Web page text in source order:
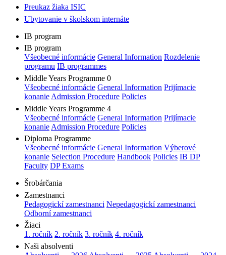
Preukaz žiaka ISIC
Ubytovanie v školskom internáte
IB program
IB program
Všeobecné informácie General Information Rozdelenie
programu IB programmes
Middle Years Programme 0
Všeobecné informácie General Information Prijímacie
konanie Admission Procedure Policies
Middle Years Programme 4
Všeobecné informácie General Information Prijímacie
konanie Admission Procedure Policies
Diploma Programme
Všeobecné informácie General Information Výberové
konanie Selection Procedure Handbook Policies IB DP
Faculty DP Exams
Šrobárčania
Zamestnanci
Pedagogickí zamestnanci Nepedagogickí zamestnanci
Odborní zamestnanci
Žiaci
1. ročník 2. ročník 3. ročník 4. ročník
Naši absolventi